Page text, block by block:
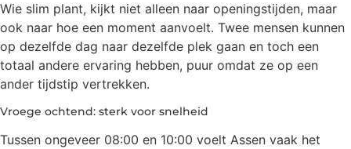
Wie slim plant, kijkt niet alleen naar openingstijden, maar
ook naar hoe een moment aanvoelt. Twee mensen kunnen
op dezelfde dag naar dezelfde plek gaan en toch een
totaal andere ervaring hebben, puur omdat ze op een
ander tijdstip vertrekken.
Vroege ochtend: sterk voor snelheid
Tussen ongeveer 08:00 en 10:00 voelt Assen vaak het